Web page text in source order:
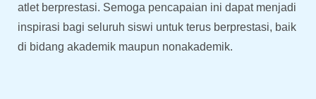
atlet berprestasi. Semoga pencapaian ini dapat menjadi
inspirasi bagi seluruh siswi untuk terus berprestasi, baik
di bidang akademik maupun nonakademik.